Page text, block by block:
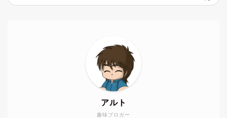
趣味ブロガー
アルト